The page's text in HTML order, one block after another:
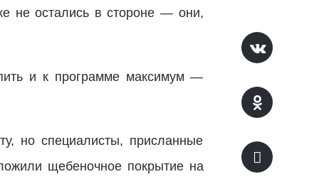
не остались в стороне — они,
и к программе максимум —
но специалисты, присланные
щебеночное покрытие на